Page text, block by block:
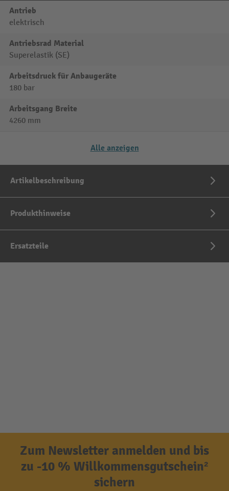
Antrieb
elektrisch
Antriebsrad Material
Superelastik (SE)
Arbeitsdruck für Anbaugeräte
180 bar
Arbeitsgang Breite
4260 mm
Alle anzeigen
Artikelbeschreibung
Produkthinweise
Ersatzteile
Zum Newsletter anmelden und bis
zu -10 % Willkommensgutschein²
sichern